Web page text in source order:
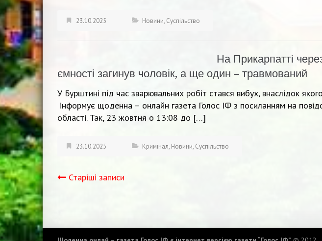
23.10.2025 Новини, Суспільство
На Прикарпатті
ємності загинув чоловік, а ще один – травмований
У Бурштині під час зварювальних робіт стався вибух, внаслідок
інформує щоденна – онлайн газета Голос ІФ з посиланням на
області. Так, 23 жовтня о 13:08 до […]
23.10.2025 Кримінал, Новини, Суспільство
Навігація
Старіші записи